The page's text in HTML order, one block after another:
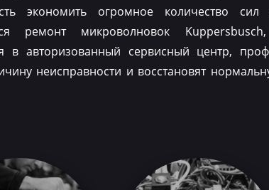
экономить огромное количество
ремонт микроволновок
в авторизованный сервисный центр,
неисправности и восстановят